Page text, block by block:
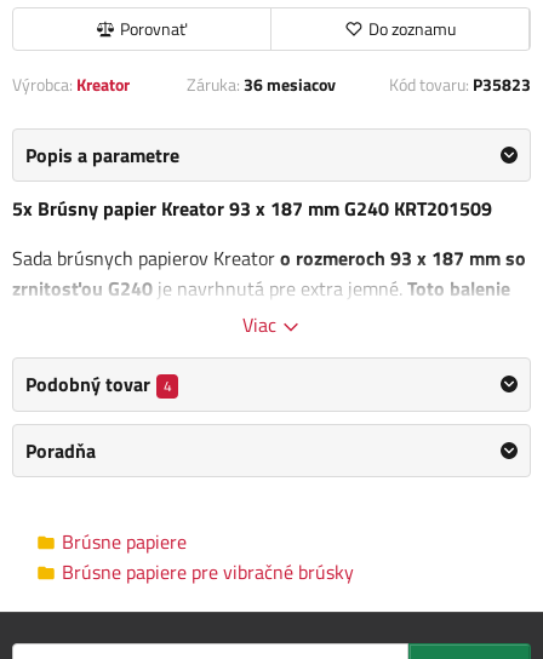
Porovnať Do zoznamu
Výrobca: Kreator Záruka:36 mesiacov Kód tovaru: P35823
Popis a parametre
5x Brúsny papier Kreator 93 x 187 mm G240 KRT201509
Sada brúsnych papierov Kreatoro rozmeroch 93 x 187 mm so
zrnitosťou G240 je navrhnutá pre extra jemné. Toto balenie
brúsnych papierov, ktoré umožňujú
Zrnitosť G240 je ideálna pre posledné úpravy, kde je kladený
dôraz na jemnosť a detail.Tieto papiere sú perfektné pre
finálne fázy brou úpravy. S brúsnymi papiermi Kreator môžete
spracovania. class="pb-2">Kov
Viac
Podobný tovar 4
Poradňa
Brúsne papiere
Brúsne papiere pre vibračné brúsky